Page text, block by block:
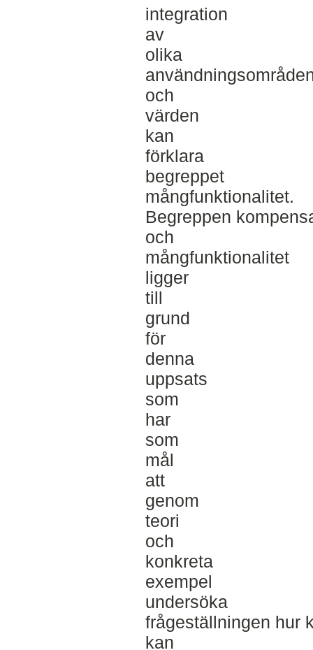
integration
av
olika
och
värden
kan
förklara
begreppet
mångfunktionalitet.
Begreppen
och
mångfunktionalitet
ligger
till
grund
för
denna
uppsats
som
har
som
mål
att
genom
teori
och
konkreta
exempel
undersöka
frågeställningen hur
kan